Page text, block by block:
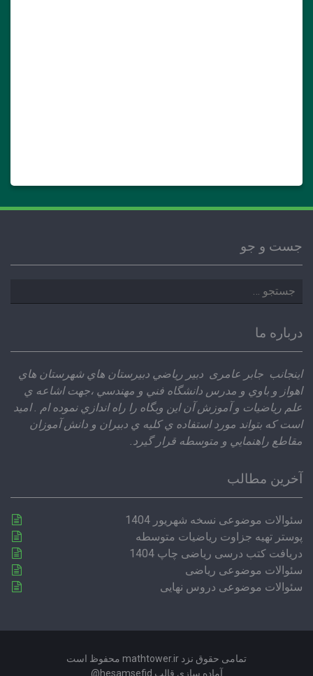
جست و جو
جستجو
برای:
درباره ما
اينجانب جابر عامری دبير رياضي دبيرستان هاي شهرستان هاي
اهواز و باوي و مدرس دانشگاه فني و مهندسي ،‌جهت اشاعه ي
علم رياضيات و آموزش آن اين وبگاه را راه اندازي نموده ام . اميد
است كه بتواند مورد استفاده ي كليه ي دبيران و دانش آموزان
مقاطع راهنمايي و متوسطه قرار گيرد.
آخرین مطالب
سئوالات موضوعی نسخه شهریور 1404
پوستر تهیه جزاوت ریاضیات متوسطه
دریافت کتب درسی ریاضی چاپ 1404
سئوالات موضوعی ریاضی
سئوالات موضوعی دروس نهایی
تمامی حقوق نزد mathtower.ir محفوظ است
آماده سازی قالب hesamsefid@